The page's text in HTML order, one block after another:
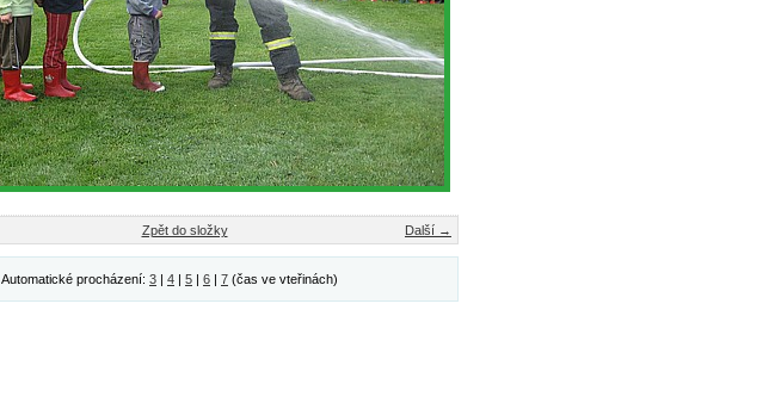
Další →
Zpět do složky
Automatické procházení: 3 | 4 | 5 | 6 | 7 (čas ve vteřinách)